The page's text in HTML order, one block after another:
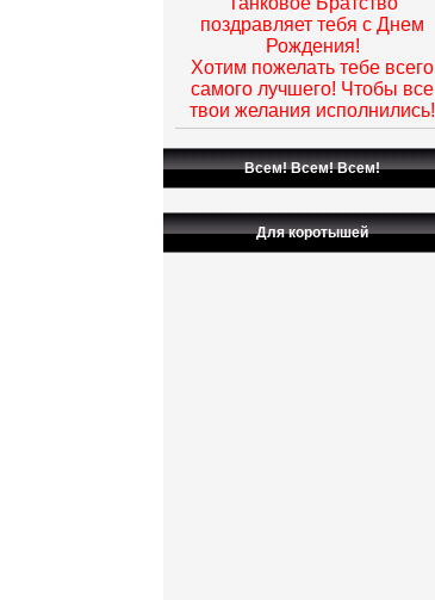
поздравляет тебя с Днем
Рождения!
Хотим пожелать тебе всего
самого лучшего! Чтобы все
твои желания исполнились!
Всем! Всем! Всем!
Для коротышей